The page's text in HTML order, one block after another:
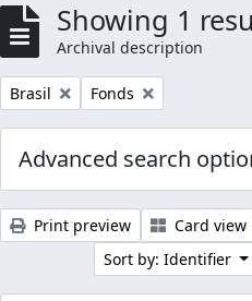
Showing 1
Archival description
Remove filter:
Brasil Remove filter:
Fonds
Advanced search
Print preview Card view
Sort by: Identifier